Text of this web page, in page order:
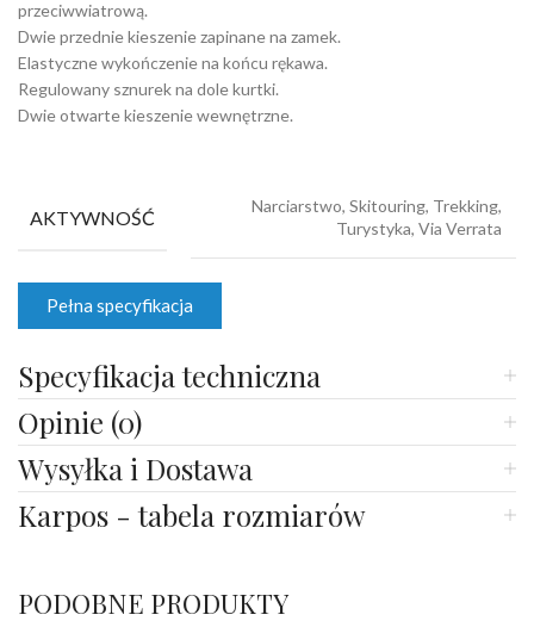
przeciwwiatrową.
Dwie przednie kieszenie zapinane na zamek.
Elastyczne wykończenie na końcu rękawa.
Regulowany sznurek na dole kurtki.
Dwie otwarte kieszenie wewnętrzne.
AKTYWNOŚĆ
Narciarstwo, Skitouring, Trekking,
Turystyka, Via Verrata
Pełna specyfikacja
Specyfikacja techniczna
Opinie (0)
Wysyłka i Dostawa
Karpos - tabela rozmiarów
PODOBNE PRODUKTY